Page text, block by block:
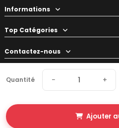
Quantité − +
Ajouter
Informations
Top Catégories
Contactez-nous
Votre préparateur
© 2026 Swapland - Tous droits